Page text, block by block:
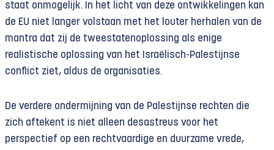
staat onmogelijk. In het licht van deze ontwikkelingen kan
de EU niet langer volstaan met het louter herhalen van de
mantra dat zij de tweestatenoplossing als enige
realistische oplossing van het Israëlisch-Palestijnse
conflict ziet, aldus de organisaties.
De verdere ondermijning van de Palestijnse rechten die
zich aftekent is niet alleen desastreus voor het
perspectief op een rechtvaardige en duurzame vrede,